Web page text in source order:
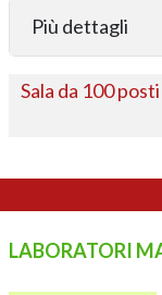
Più dettagli
Sala da 100
LABORATORI